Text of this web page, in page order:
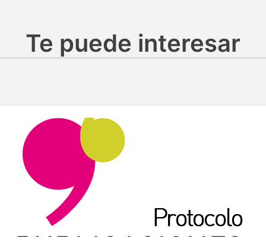
Te puede interesar